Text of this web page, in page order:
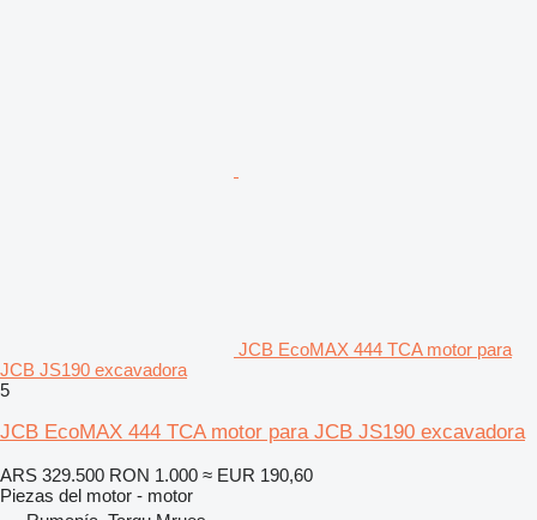
JCB EcoMAX 444 TCA motor para
JCB JS190 excavadora
5
JCB EcoMAX 444 TCA motor para JCB JS190 excavadora
ARS 329.500 RON 1.000 ≈ EUR 190,60
Piezas del motor - motor